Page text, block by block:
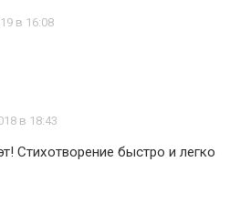
в 16:08
в 18:43
Стихотворение быстро и легко